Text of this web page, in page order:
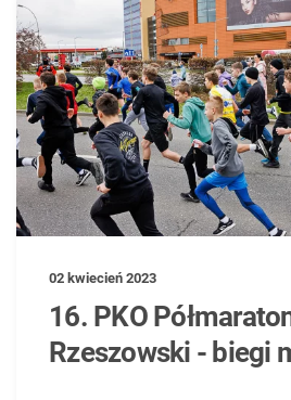
02 kwiecień 2023
16. PKO
Rzeszowski - biegi